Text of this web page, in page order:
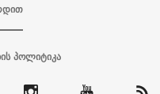
პოლიტიკა